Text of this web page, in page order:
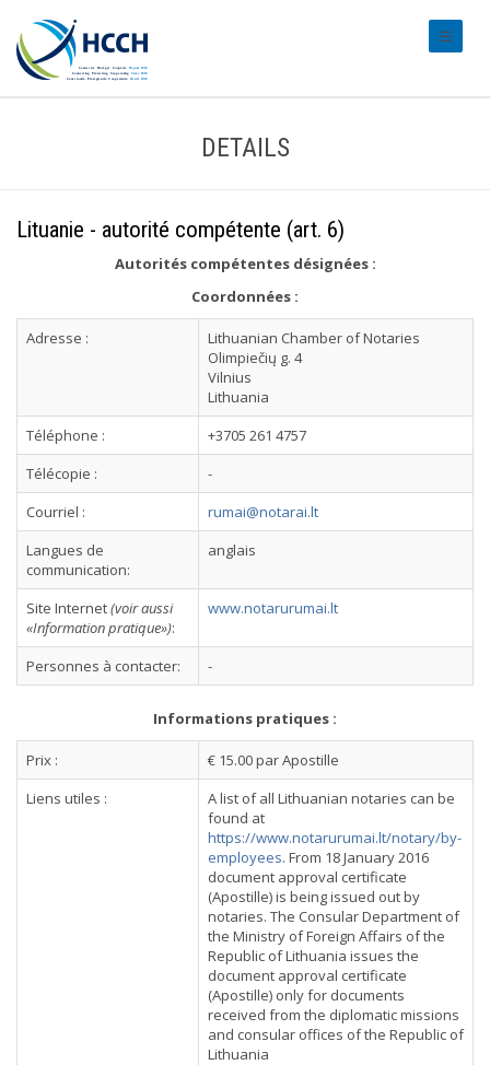
DETAILS
Lituanie - autorité compétente (art. 6)
Autorités compétentes désignées :
Coordonnées :
Adresse :
Lithuanian Chamber of Notaries
Olimpiečių g. 4
Vilnius
Lithuania
Téléphone :
+3705 261 4757
Télécopie :
-
Courriel :
rumai@notarai.lt
Langues de
communication:
anglais
Site Internet(voir aussi
«Information pratique»):
www.notarurumai.lt
Personnes à contacter: -
Informations pratiques :
Prix :
€ 15.00 par Apostille
Liens utiles :
A list of all Lithuanian notaries can be
found at
https://www.notarurumai.lt/notary/by-
employees. From 18 January 2016
document approval certificate
(Apostille) is being issued out by
notaries. The Consular Department of
the Ministry of Foreign Affairs of the
Republic of Lithuania issues the
document approval certificate
(Apostille) only for documents
received from the diplomatic missions
and consular offices of the Republic of
Lithuania